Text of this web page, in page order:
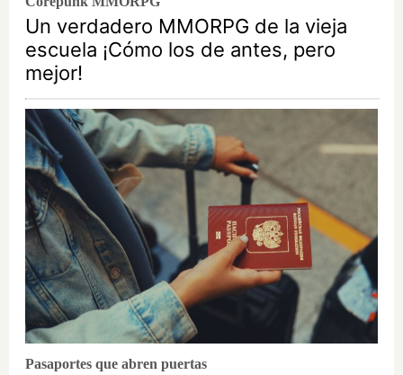
Un verdadero MMORPG de la vieja
escuela ¡Cómo los de antes, pero
mejor!
Pasaportes que abren puertas